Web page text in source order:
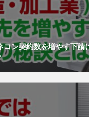
コン契約数を増やす下請